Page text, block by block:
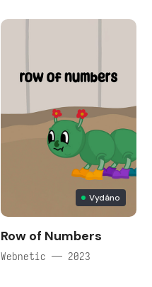
Vydáno
Row of Numbers
Webnetic — 2023